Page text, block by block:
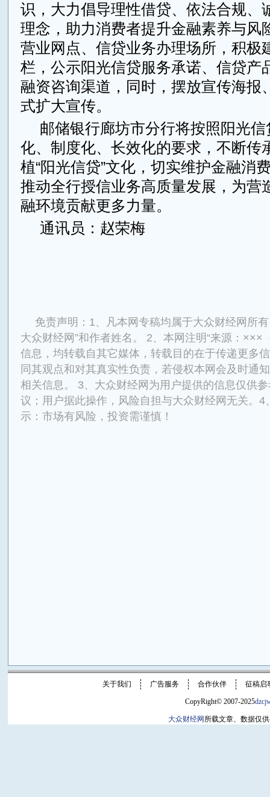
识，大力倡导理性借贷、依法合规、
理念，助力消费者提升金融素养与风
营业网点、信贷业务办理场所，积极
栏，公示阳光信贷服务承诺、信贷产
融资咨询渠道，同时，摆放宣传海报
式扩大宣传。
邮储银行廊坊市分行将按照阳光
化、制度化、长效化的要求，不断传
植“阳光信贷”文化，切实维护金融消
推动全行授信业务高质量发展，为营
融环境贡献更多力量。
通讯员：赵荣梅
免责声明：1、凡本网专稿均属于大众财经网所
大众财经网”和作者姓名。 2、本网注明“来源：×××
信息，均转载自其它媒体，转载目的在于传递更多
同其观点和对其真实性负责，若侵权本网会及时通
相关信息。 3、大众财经网为用户提供的信息仅供
议；用户据此操作，风险自担与大众财经网无关。4
示：市场有风险，投资需谨慎！
关于我们 广告服务 合作伙伴 征稿启
CopyRight© 2007-2025
大众财经网 所载文章、数据仅